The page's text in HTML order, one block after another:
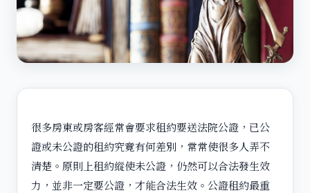
很多房東或房客經常會要求租約要送法院公證，已公
證或未公證的租約究竟有何差別，常常使很多人弄不
清楚。原則上租約縱使未公證，仍然可以合法發生效
力，並非一定要公證，才能合法生效。公證租約最重